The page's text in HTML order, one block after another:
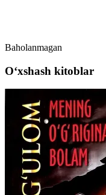
Baholanmagan
Oʻxshash kitoblar